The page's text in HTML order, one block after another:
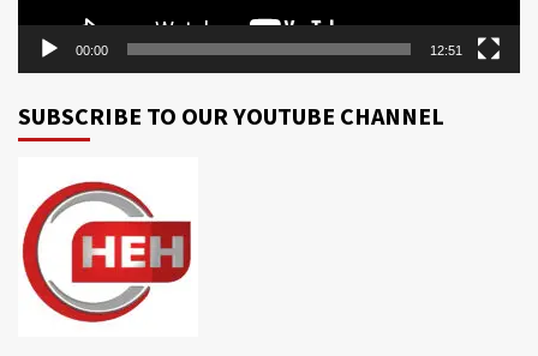
00:00 12:51
SUBSCRIBE TO OUR YOUTUBE CHANNEL